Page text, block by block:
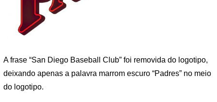
A frase “San Diego Baseball Club” foi removida do logotipo,
deixando apenas a palavra marrom escuro “Padres” no meio
do logotipo.